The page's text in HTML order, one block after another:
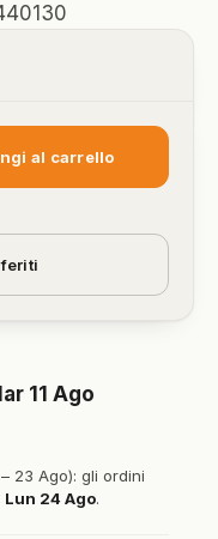
al carrello
11 Ago
23 Ago): gli ordini
Lun 24 Ago.